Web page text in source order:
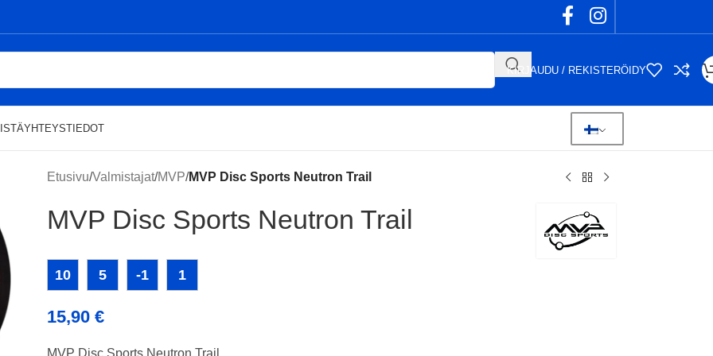
KIRJAUDU / REKISTERÖIDY
YHTEYSTIEDOT
Etusivu/Valmistajat/MVP/MVP Disc Sports Neutron Trail
MVP Disc Sports Neutron Trail
10 5 -1 1
15,90 €
MVP Disc Sports Neutron Trail